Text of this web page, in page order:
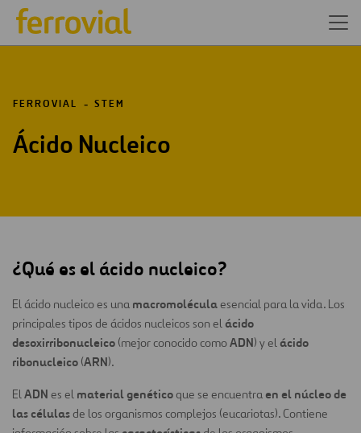
FERROVIAL STEM
Ácido Nucleico
¿Qué es el ácido nucleico?
El ácido nucleico es una macromolécula esencial para la vida. Los
principales tipos de ácidos nucleicos son el ácido
desoxirribonucleico (mejor conocido comoADN) y el ácido
ribonucleico (ARN).
ElADN es el material genéticoque se encuentra en el núcleo de
las célulasde los organismos complejos (eucariotas). Contiene